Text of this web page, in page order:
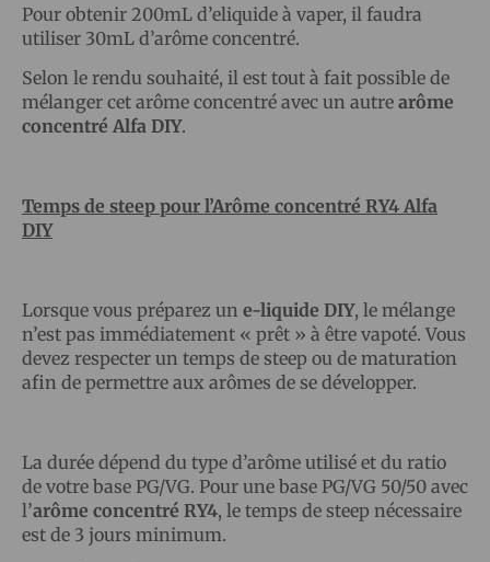
Pour obtenir 200mL d’eliquide à vaper, il faudra
utiliser 30mL d’arôme concentré.
Selon le rendu souhaité, il est tout à fait possible de
mélanger cet arôme concentré avec un autre arôme
concentré Alfa DIY.
Temps de steep pour l’Arôme concentré RY4 Alfa
DIY
Lorsque vous préparez un e-liquide DIY, le mélange
n’est pas immédiatement « prêt » à être vapoté. Vous
devez respecter un temps de steep ou de maturation
afin de permettre aux arômes de se développer.
La durée dépend du type d’arôme utilisé et du ratio
de votre base PG/VG. Pour une base PG/VG 50/50 avec
l’arôme concentré RY4, le temps de steep nécessaire
est de 3 jours minimum.